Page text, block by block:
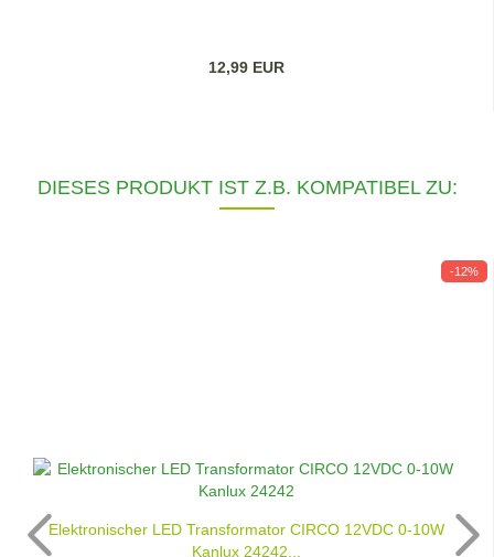
12,99 EUR
DIESES PRODUKT IST Z.B. KOMPATIBEL ZU:
-12%
Elektronischer LED Transformator CIRCO 12VDC 0-10W
Kanlux 24242...